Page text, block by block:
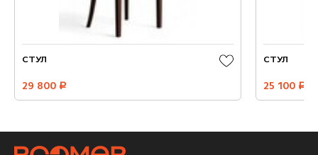
СТУЛ
29 800 руб.
СТУЛ
25 100 руб.